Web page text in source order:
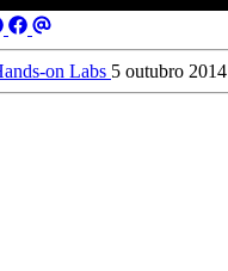
on Labs 5 outubro 2014